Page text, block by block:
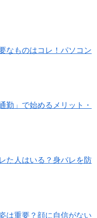
なものはコレ！パソコン
勤」で始めるメリット・
た人はいる？身バレを防
は重要？顔に自信がない